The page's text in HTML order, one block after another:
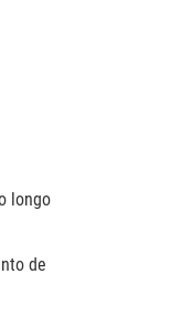
longo
de